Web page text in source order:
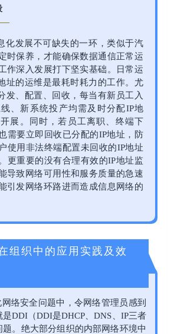
化发展不可缺失的一环，类似于汽
时保养，才能确保数据通信正常运
作深入发展打下坚实基础。日常运
址的运维是最耗时耗力的工作。尤
发、配置、回收，每当有新员工入
、新系统投产均需及时分配IP地
展。同时，若员工离职、终端下
需要立即回收已分配的IP地址，防
使用非法终端配置未回收的IP地址
更重要的没有合理有效的IP地址监
导致网络可用性和服务质量的急速
引发网络环路进而造成信息网络的
组织中的应用实践及效
络安全问题中，令网络管理员感到
DDI（DDI是DHCP、DNS、IP三者
题。绝大部分组织的内部网络环境中